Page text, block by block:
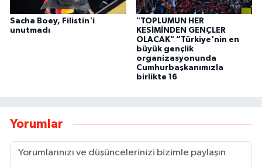
Sacha Boey, Filistin'i
unutmadı
"TOPLUMUN HER
KESİMİNDEN GENÇLER
OLACAK" “Türkiye'nin en
büyük gençlik
organizasyonunda
Cumhurbaşkanımızla
birlikte 16
Yorumlar